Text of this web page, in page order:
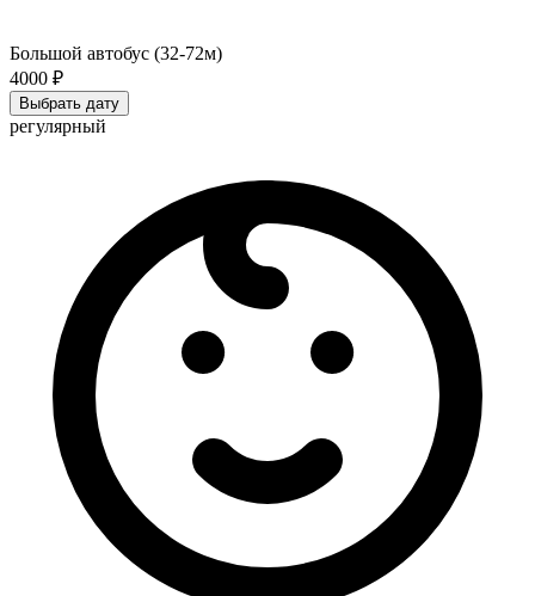
Большой автобус (32-72м)
4000 ₽
Выбрать дату
регулярный